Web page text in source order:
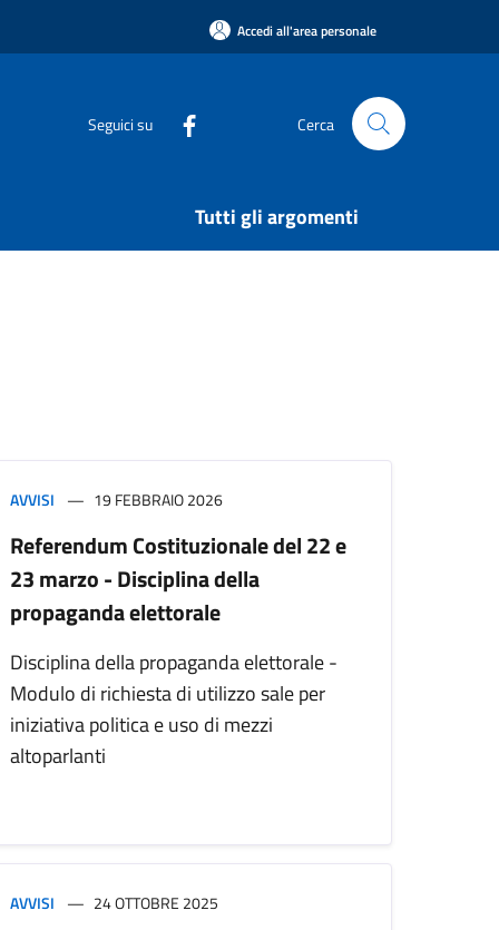
Accedi all'area personale
Seguici su Cerca
Tutti gli argomenti
AVVISI 19 FEBBRAIO 2026
Referendum Costituzionale del 22 e
23 marzo - Disciplina della
propaganda elettorale
Disciplina della propaganda elettorale -
Modulo di richiesta di utilizzo sale per
iniziativa politica e uso di mezzi
altoparlanti
AVVISI 24 OTTOBRE 2025